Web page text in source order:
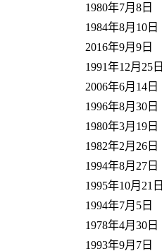
1980年7月8日
1984年8月10日
2016年9月9日
1991年12月25日
2006年6月14日
1996年8月30日
1980年3月19日
1982年2月26日
1994年8月27日
1995年10月21日
1994年7月5日
1978年4月30日
1993年9月7日